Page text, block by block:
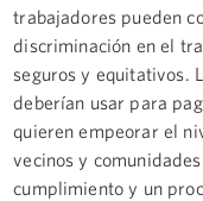
trabajadores pueden
discriminación en el
seguros y equitativos.
deberían usar para
quieren empeorar el
vecinos y
cumplimiento y un